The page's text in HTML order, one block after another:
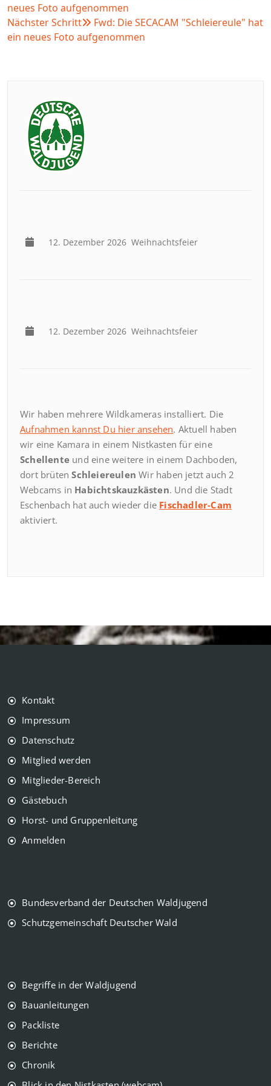
neues Foto aufgenommen
Nächster Schritt
Fwd: Die SECACAM "Schleiereule" hat
ein neues Foto aufgenommen
12. Dezember 2026 Weihnachtsfeier
12. Dezember 2026 Weihnachtsfeier
Wir haben mehrere Wildkameras installiert. Die
Aufnahmen kannst Du hier ansehen. Aktuell haben
wir eine Kamara in einem Nistkasten für eine
Schellente und eine weitere in einem Dachboden,
dort brütenSchleiereulen Wir haben jetzt auch 2
Webcams in Habichtskauzkästen. Und die Stadt
Eschenbach hat auch wieder die Fischadler-Cam
aktiviert.
Kontakt
Impressum
Datenschutz
Mitglied werden
Mitglieder-Bereich
Gästebuch
Horst- und Gruppenleitung
Anmelden
Bundesverband der Deutschen Waldjugend
Schutzgemeinschaft Deutscher Wald
Begriffe in der Waldjugend
Bauanleitungen
Packliste
Berichte
Chronik